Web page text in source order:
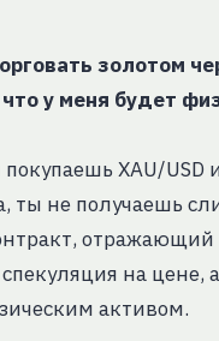
золотом
у меня будет
XAU/USD
ты не получаешь
отражающий
на цене,
активом.